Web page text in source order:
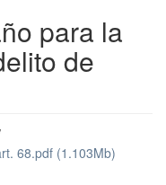
para la
de
68.pdf (1.103Mb)